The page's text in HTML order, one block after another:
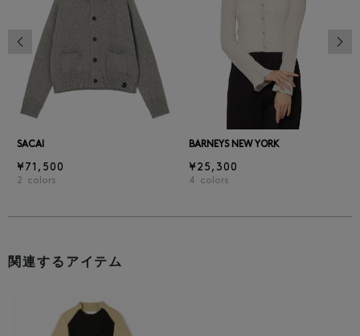
SACAI
¥71,500
2 colors
BARNEYS NEW YORK
¥25,300
4 colors
前の画像
関連するアイテム